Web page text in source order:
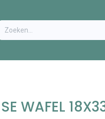
VACATURES
WAFEL